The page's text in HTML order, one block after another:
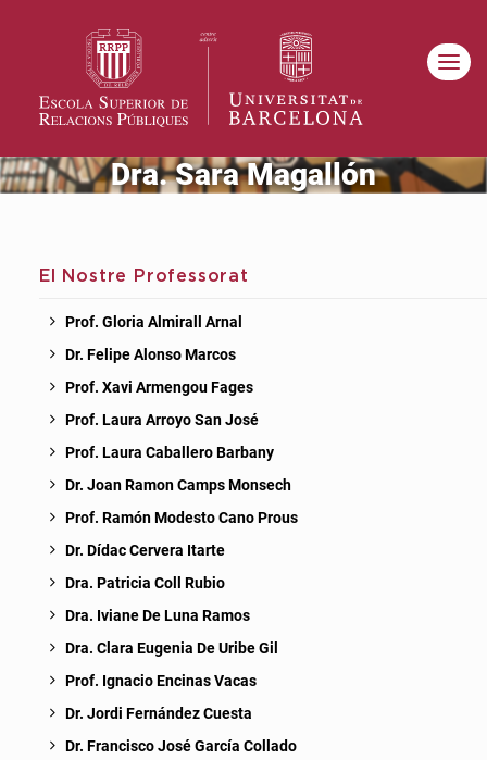
Dra. Sara Magallón
El Nostre Professorat
Prof. Gloria Almirall Arnal
Dr. Felipe Alonso Marcos
Prof. Xavi Armengou Fages
Prof. Laura Arroyo San José
Prof. Laura Caballero Barbany
Dr. Joan Ramon Camps Monsech
Prof. Ramón Modesto Cano Prous
Dr. Dídac Cervera Itarte
Dra. Patricia Coll Rubio
Dra. Iviane De Luna Ramos
Dra. Clara Eugenia De Uribe Gil
Prof. Ignacio Encinas Vacas
Dr. Jordi Fernández Cuesta
Dr. Francisco José García Collado